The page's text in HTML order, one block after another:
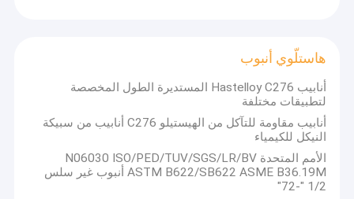
هاستلّوي أنبوب
أنابيب Hastelloy C276 المستديرة الطول المخصصة
لتطبيقات مختلفة
أنابيب مقاومة للتآكل من الهيستيلو C276 أنابيب من سبيكة
النيكل للكيمياء
الأمم المتحدة N06030 ISO/PED/TUV/SGS/LR/BV
ASTM B622/SB622 ASME B36.19M أنبوب غير سلس
1/2 "-72"